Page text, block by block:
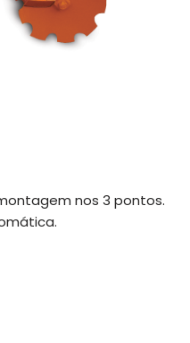
nos 3 pontos.